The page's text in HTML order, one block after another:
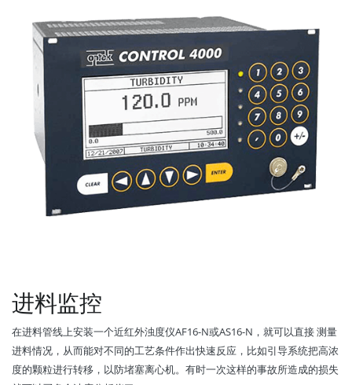
进料监控
在进料管线上安装一个近红外浊度仪AF16-N或AS16-N，就可以直接 测量
进料情况，从而能对不同的工艺条件作出快速反应，比如引导系统把高浓
度的颗粒进行转移，以防堵塞离心机。有时一次这样的事故所造成的损失